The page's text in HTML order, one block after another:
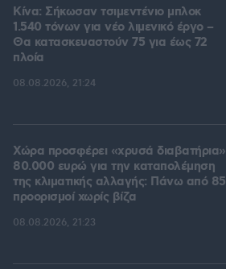
Κίνα: Σήκωσαν τσιμεντένιο μπλοκ
1.540 τόνων για νέο λιμενικό έργο –
Θα κατασκευαστούν 75 για έως 72
πλοία
08.08.2026, 21:24
Χώρα προσφέρει «χρυσά διαβατήρια»
80.000 ευρώ για την καταπολέμηση
της κλιματικής αλλαγής: Πάνω από 85
προορισμοί χωρίς βίζα
08.08.2026, 21:23